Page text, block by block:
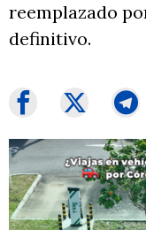
reemplazado
definitivo.